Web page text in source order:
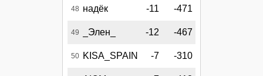
48 надёк -11 -471
49 _Элен_ -12 -467
50 KISA_SPAIN -7 -310